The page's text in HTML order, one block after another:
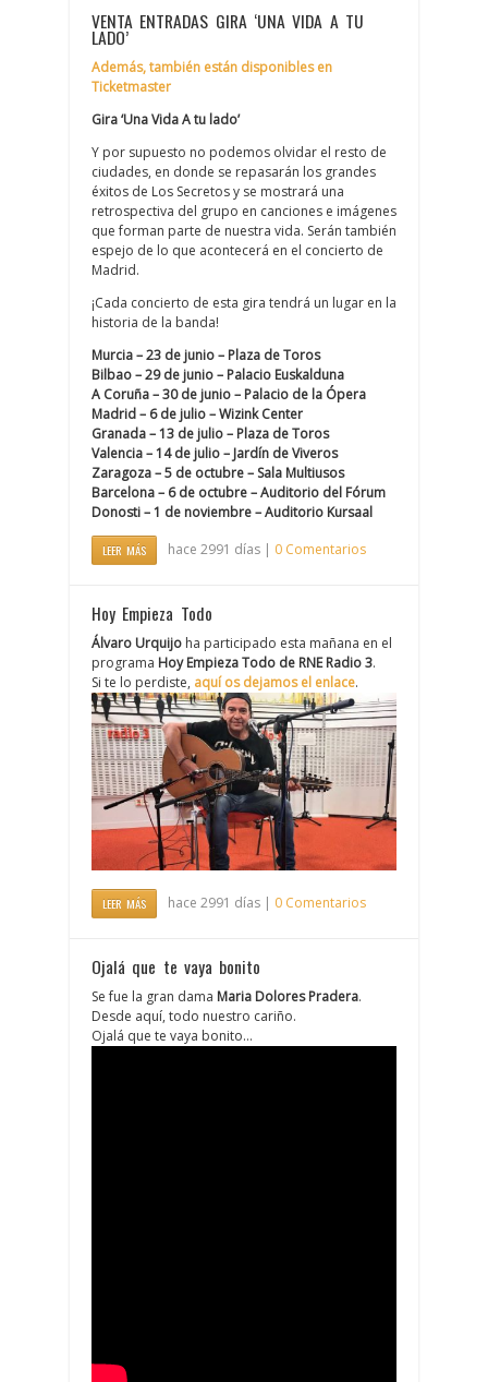
VENTA ENTRADAS GIRA ‘UNA VIDA A TU
LADO’
Además, también están disponibles en
Ticketmaster
Gira ‘Una Vida A tu lado’
Y por supuesto no podemos olvidar el resto de
ciudades, en donde se repasarán los grandes
éxitos de Los Secretos y se mostrará una
retrospectiva del grupo en canciones e imágenes
que forman parte de nuestra vida. Serán también
espejo de lo que acontecerá en el concierto de
Madrid.
¡Cada concierto de esta gira tendrá un lugar en la
historia de la banda!
Murcia – 23 de junio – Plaza de Toros
Bilbao – 29 de junio – Palacio Euskalduna
A Coruña – 30 de junio – Palacio de la Ópera
Madrid – 6 de julio – Wizink Center
Granada – 13 de julio – Plaza de Toros
Valencia – 14 de julio – Jardín de Viveros
Zaragoza – 5 de octubre – Sala Multiusos
Barcelona – 6 de octubre – Auditorio del Fórum
Donosti – 1 de noviembre – Auditorio Kursaal
LEER MÁS hace 2991 días | 0 Comentarios
Hoy Empieza Todo
Álvaro Urquijo ha participado esta mañana en el
programa Hoy Empieza Todo de RNE Radio 3.
Si te lo perdiste, aquí os dejamos el enlace.
LEER MÁS hace 2991 días | 0 Comentarios
Ojalá que te vaya bonito
Se fue la gran dama Maria Dolores Pradera.
Desde aquí, todo nuestro cariño.
Ojalá que te vaya bonito…